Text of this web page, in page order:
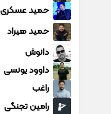
حمید عسکری
حمید هیراد
دانوش
داوود یونسی
راغب
رامین تجنگی